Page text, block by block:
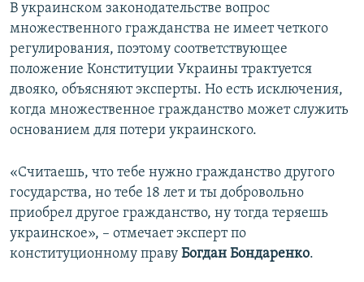
В украинском законодательстве вопрос
множественного гражданства не имеет четкого
регулирования, поэтому соответствующее
положение Конституции Украины трактуется
двояко, объясняют эксперты. Но есть исключения,
когда множественное гражданство может служить
основанием для потери украинского.
«Считаешь, что тебе нужно гражданство другого
государства, но тебе 18 лет и ты добровольно
приобрел другое гражданство, ну тогда теряешь
украинское», – отмечает эксперт по
конституционному праву Богдан Бондаренко.